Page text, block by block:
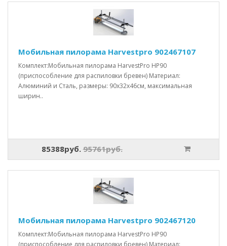
Мобильная пилорама Harvestpro 902467107
Комплект:Мобильная пилорама HarvestPro HP90
(приспособление для распиловки бревен) Материал:
Алюминий и Сталь, размеры: 90x32x46см, максимальная
ширин..
85388руб. 95761руб.
Мобильная пилорама Harvestpro 902467120
Комплект:Мобильная пилорама HarvestPro HP90
(приспособление для распиловки бревен) Материал: